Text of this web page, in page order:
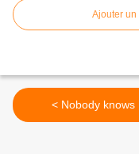
Ajouter un
< Nobody knows